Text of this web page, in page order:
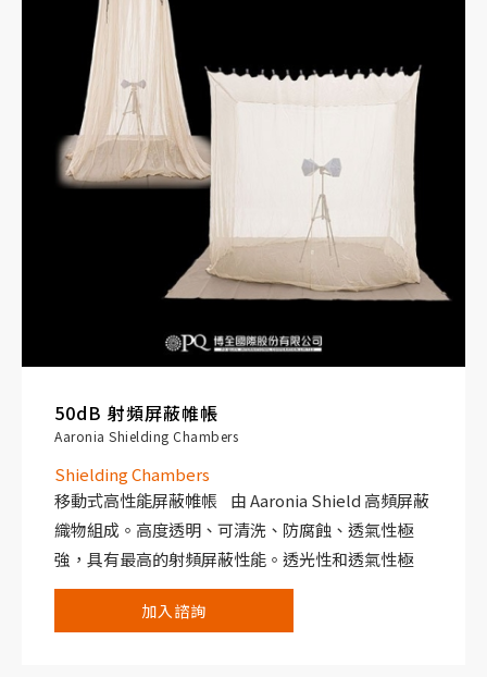
50dB 射頻屏蔽帷帳
Aaronia Shielding Chambers
Shielding Chambers
移動式高性能屏蔽帷帳 由 Aaronia Shield 高頻屏蔽
織物組成。高度透明、可清洗、防腐蝕、透氣性極
強，具有最高的射頻屏蔽性能。透光性和透氣性極
佳，可避免測量過程中出現陰暗或悶熱的工作環境。
是電磁相容（EMC）測試等高度靈活的可攜式或固定
加入諮詢